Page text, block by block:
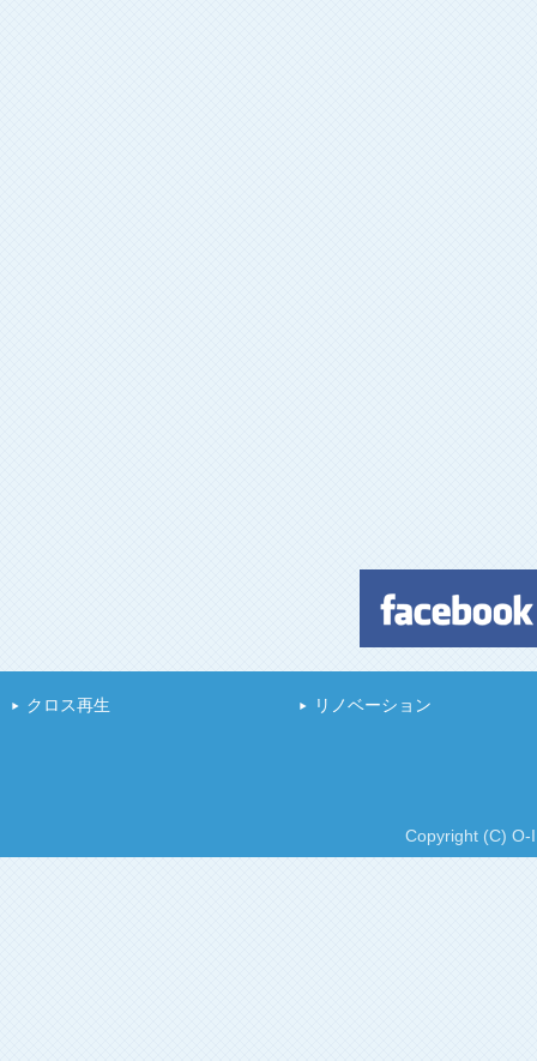
クロス再生 リノベーション
Copyright (C) O-